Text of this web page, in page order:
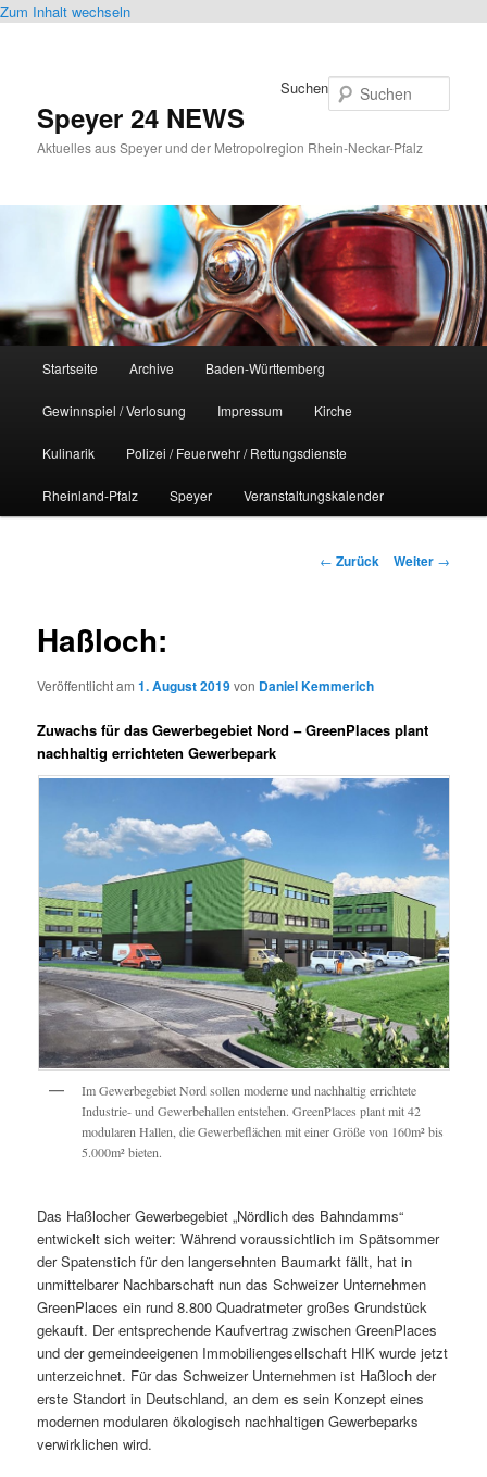
Zum Inhalt wechseln
Speyer 24 NEWS
Aktuelles aus Speyer und der Metropolregion Rhein-Neckar-Pfalz
Suchen
Startseite Archive Baden-Württemberg
Gewinnspiel / Verlosung Impressum Kirche
Kulinarik Polizei / Feuerwehr / Rettungsdienste
Rheinland-Pfalz Speyer Veranstaltungskalender
Beitrags-
← Zurück Weiter →
Haßloch:
Veröffentlicht am1. August 2019von Daniel Kemmerich
Zuwachs für das Gewerbegebiet Nord – GreenPlaces plant
nachhaltig errichteten Gewerbepark
Im Gewerbegebiet Nord sollen moderne und nachhaltig errichtete
Industrie- und Gewerbehallen entstehen. GreenPlaces plant mit 42
modularen Hallen, die Gewerbeflächen mit einer Größe von 160m² bis
5.000m² bieten.
Das Haßlocher Gewerbegebiet „Nördlich des Bahndamms“
entwickelt sich weiter: Während voraussichtlich im Spätsommer
der Spatenstich für den langersehnten Baumarkt fällt, hat in
unmittelbarer Nachbarschaft nun das Schweizer Unternehmen
GreenPlaces ein rund 8.800 Quadratmeter großes Grundstück
gekauft. Der entsprechende Kaufvertrag zwischen GreenPlaces
und der gemeindeeigenen Immobiliengesellschaft HIK wurde jetzt
unterzeichnet. Für das Schweizer Unternehmen ist Haßloch der
erste Standort in Deutschland, an dem es sein Konzept eines
modernen modularen ökologisch nachhaltigen Gewerbeparks
verwirklichen wird.